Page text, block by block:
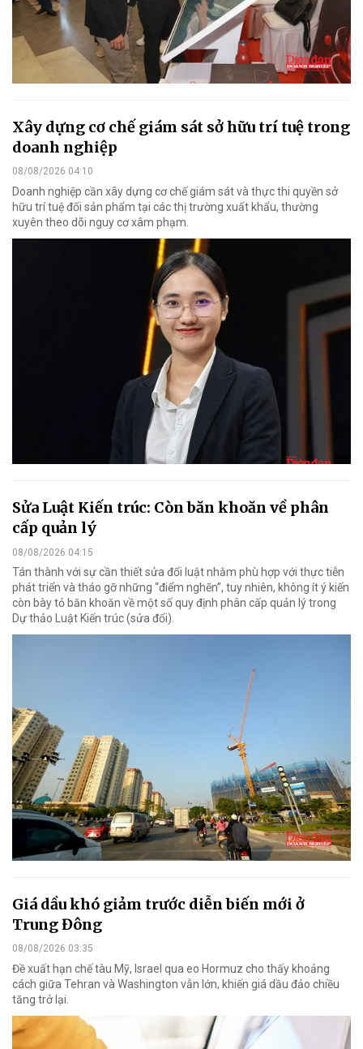
Xây dựng cơ chế giám sát sở hữu trí tuệ trong
doanh nghiệp
08/08/2026 04:10
Doanh nghiệp cần xây dựng cơ chế giám sát và thực thi quyền sở
hữu trí tuệ đối sản phẩm tại các thị trường xuất khẩu, thường
xuyên theo dõi nguy cơ xâm phạm.
Sửa Luật Kiến trúc: Còn băn khoăn về phân
cấp quản lý
08/08/2026 04:15
Tán thành với sự cần thiết sửa đổi luật nhằm phù hợp với thực tiễn
phát triển và tháo gỡ những “điểm nghẽn”, tuy nhiên, không ít ý kiến
còn bày tỏ băn khoăn về một số quy định phân cấp quản lý trong
Dự thảo Luật Kiến trúc (sửa đổi).
Giá dầu khó giảm trước diễn biến mới ở
Trung Đông
08/08/2026 03:35
Đề xuất hạn chế tàu Mỹ, Israel qua eo Hormuz cho thấy khoảng
cách giữa Tehran và Washington vẫn lớn, khiến giá dầu đảo chiều
tăng trở lại.